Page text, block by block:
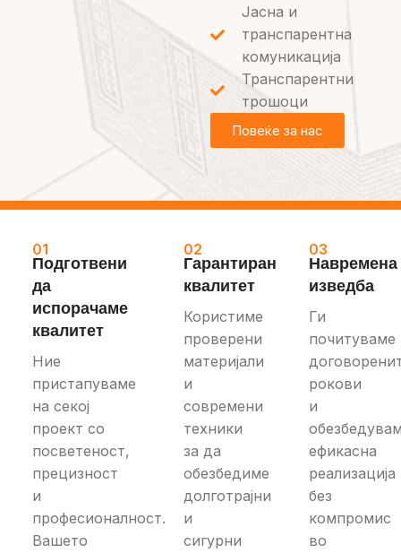
01
Подготвени
да
испорачаме
квалитет
Ние
пристапуваме
на секој
проект со
посветеност,
прецизност
и
професионалност.
Вашето
02
Гарантиран
квалитет
Користиме
проверени
материјали
и
современи
техники
за да
обезбедиме
долготрајни
и
сигурни
03
Навремена
изведба
Ги
почитуваме
рокови
и
ефикасна
реализација
без
компромис
во
Јасна и
транспарентна
комуникација
Транспарентни
трошоци
Повеќе за нас